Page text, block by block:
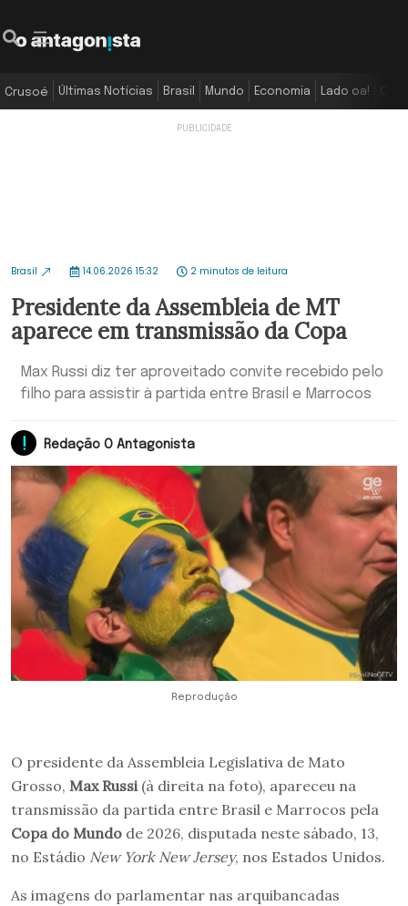
Crusoé Últimas Notícias Brasil Mundo Economia Lado oa!
Brasil 14.06.2026 15:32 2 minutos de leitura
Presidente da Assembleia de MT
aparece em transmissão da Copa
Max Russi diz ter aproveitado convite recebido pelo
filho para assistir à partida entre Brasil e Marrocos
Redação O Antagonista
Reprodução
O presidente da Assembleia Legislativa de Mato
Grosso, Max Russi (à direita na foto), apareceu na
transmissão da partida entre Brasil e Marrocos pela
Copa do Mundo de 2026, disputada neste sábado, 13,
no Estádio New York New Jersey, nos Estados Unidos.
As imagens do parlamentar nas arquibancadas